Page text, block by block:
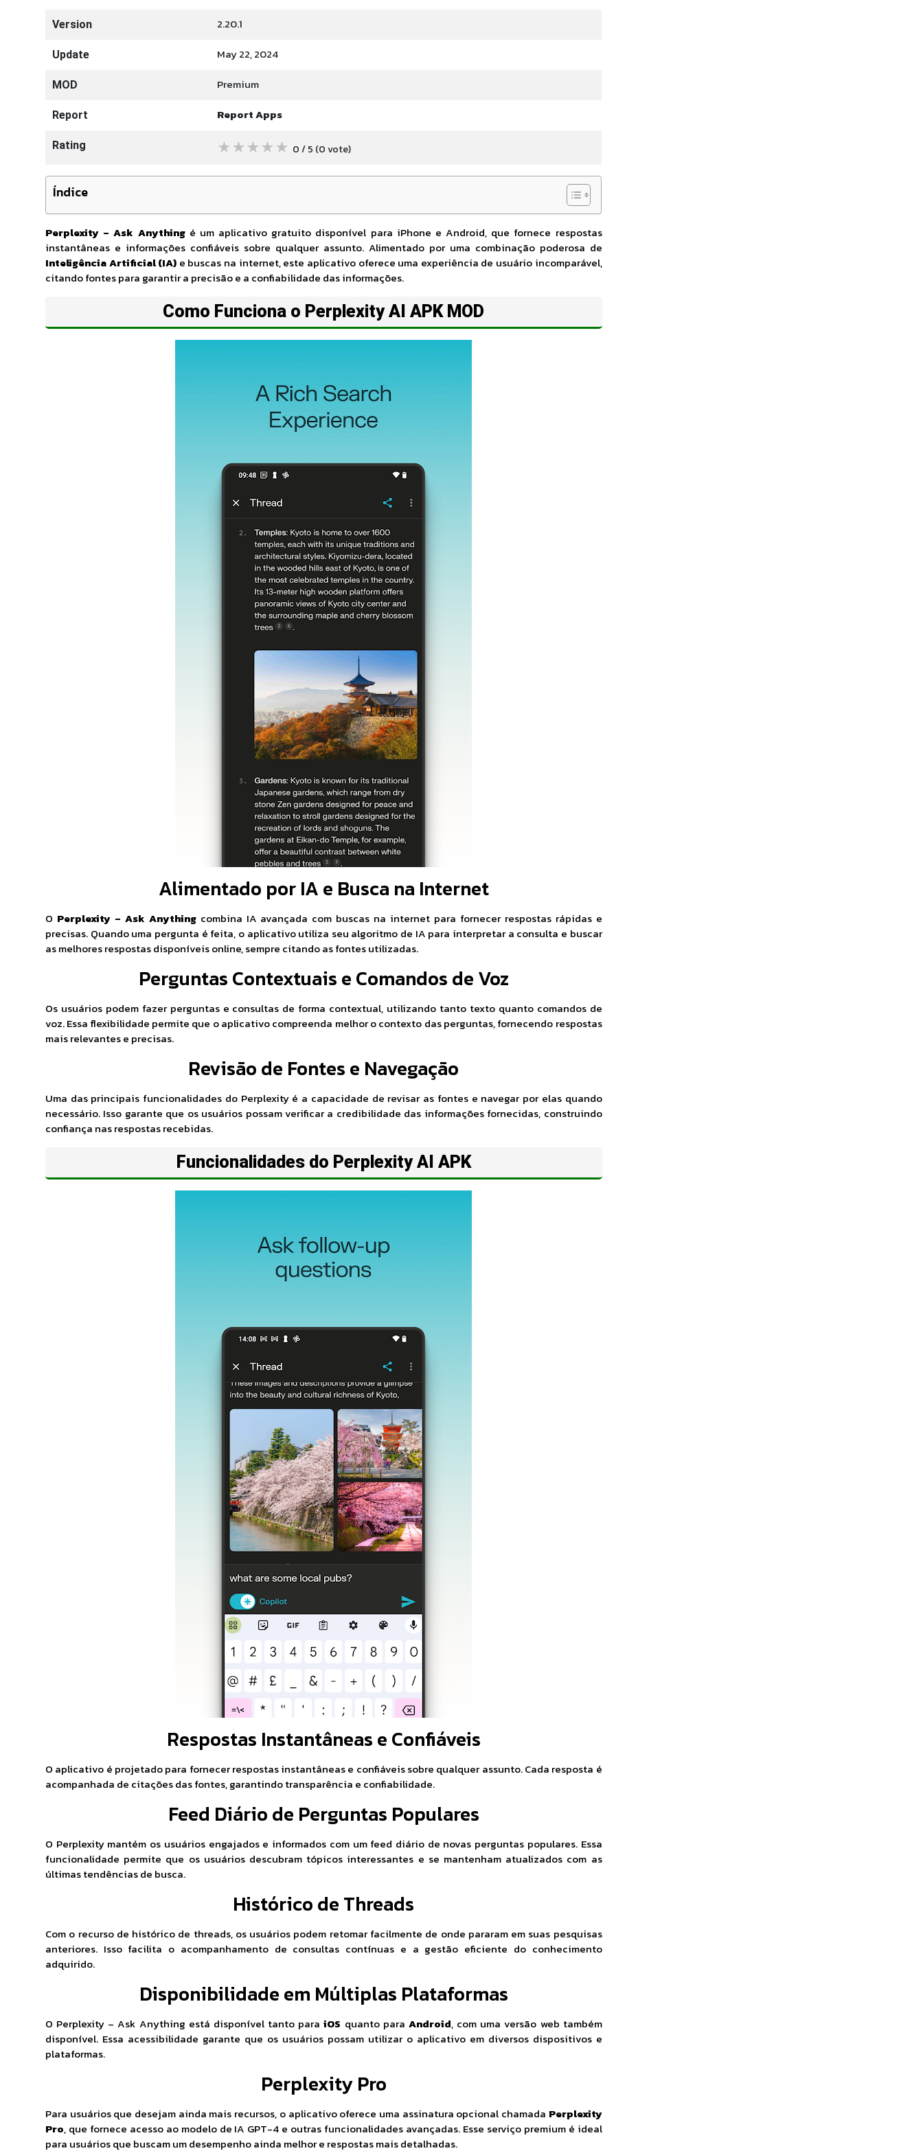
Version 2.20.1
Update May 22, 2024
MOD Premium
Report Report Apps
Rating ★ ★ ★ ★ ★ 0 / 5 (0vote)
Índice
Perplexity – Ask Anythingé um aplicativo gratuito disponível para iPhone e Android, que fornece respostas
instantâneas e informações confiáveis sobre qualquer assunto. Alimentado por uma combinação poderosa de
Inteligência Artificial (IA) e buscas na internet, este aplicativo oferece uma experiência de usuário incomparável,
citando fontes para garantir a precisão e a confiabilidade das informações.
Como Funciona o Perplexity AI APK MOD
Alimentado por IA e Busca na Internet
O Perplexity – Ask Anythingcombina IA avançada com buscas na internet para fornecer respostas rápidas e
precisas. Quando uma pergunta é feita, o aplicativo utiliza seu algoritmo de IA para interpretar a consulta e buscar
as melhores respostas disponíveis online, sempre citando as fontes utilizadas.
Perguntas Contextuais e Comandos de Voz
Os usuários podem fazer perguntas e consultas de forma contextual, utilizando tanto texto quanto comandos de
voz. Essa flexibilidade permite que o aplicativo compreenda melhor o contexto das perguntas, fornecendo respostas
mais relevantes e precisas.
Revisão de Fontes e Navegação
Uma das principais funcionalidades do Perplexity é a capacidade de revisar as fontes e navegar por elas quando
necessário. Isso garante que os usuários possam verificar a credibilidade das informações fornecidas, construindo
confiança nas respostas recebidas.
Funcionalidades do Perplexity AI APK
Respostas Instantâneas e Confiáveis
O aplicativo é projetado para fornecer respostas instantâneas e confiáveis sobre qualquer assunto. Cada resposta é
acompanhada de citações das fontes, garantindo transparência e confiabilidade.
Feed Diário de Perguntas Populares
O Perplexity mantém os usuários engajados e informados com um feed diário de novas perguntas populares. Essa
funcionalidade permite que os usuários descubram tópicos interessantes e se mantenham atualizados com as
últimas tendências de busca.
Histórico de Threads
Com o recurso de histórico de threads, os usuários podem retomar facilmente de onde pararam em suas pesquisas
anteriores. Isso facilita o acompanhamento de consultas contínuas e a gestão eficiente do conhecimento
adquirido.
Disponibilidade em Múltiplas Plataformas
O Perplexity – Ask Anything está disponível tanto paraiOS quanto para Android, com uma versão web também
disponível. Essa acessibilidade garante que os usuários possam utilizar o aplicativo em diversos dispositivos e
plataformas.
Perplexity Pro
Para usuários que desejam ainda mais recursos, o aplicativo oferece uma assinatura opcional chamada Perplexity
Pro, que fornece acesso ao modelo de IA GPT-4 e outras funcionalidades avançadas. Esse serviço premium é ideal
para usuários que buscam um desempenho ainda melhor e respostas mais detalhadas.